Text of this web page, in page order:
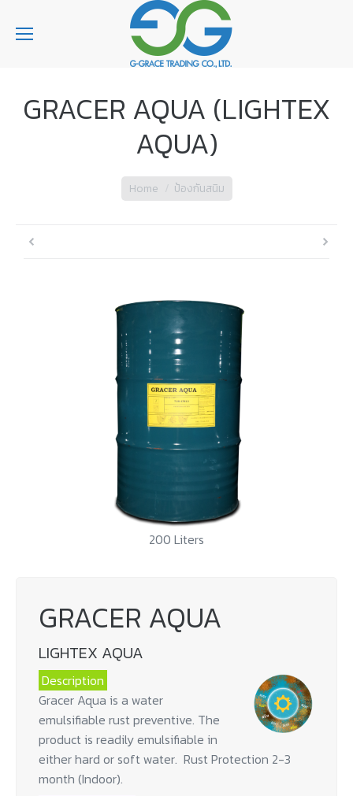
GRACER AQUA (LIGHTEX
AQUA)
Home ป้องกันสนิม
200 Liters
GRACER AQUA
LIGHTEX AQUA
Description
Gracer Aqua is a water
emulsifiable rust preventive. The
product is readily emulsifiable in
either hard or soft water. Rust Protection 2-3
month (Indoor).